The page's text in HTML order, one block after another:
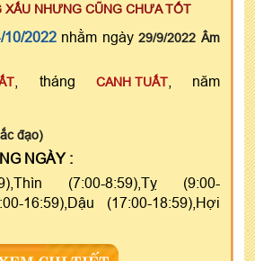
XẤU NHƯNG CŨNG CHƯA TỐT
10/2022nhằm ngày29/9/2022 Âm
, tháng CANH TUẤT, năm
đạo)
NGÀY :
(7:00-8:59),Tỵ (9:00-
16:59),Dậu (17:00-18:59),Hợi